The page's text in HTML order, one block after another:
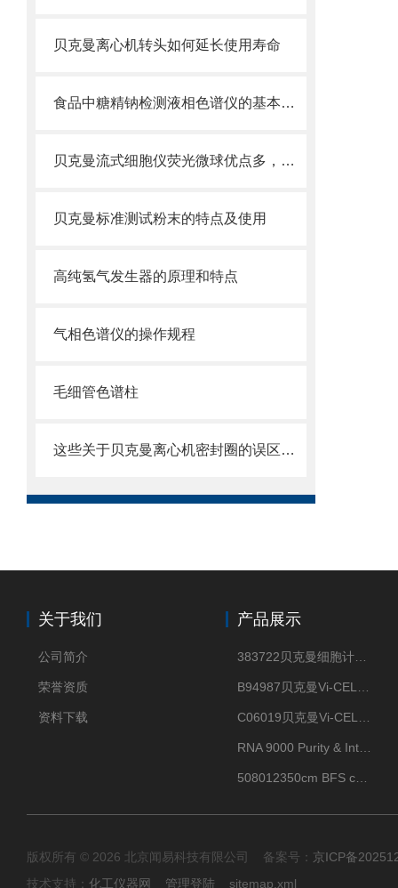
贝克曼离心机转头如何延长使用寿命
食品中糖精钠检测液相色谱仪的基本功能
贝克曼流式细胞仪荧光微球优点多，实用效果好
贝克曼标准测试粉末的特点及使用
高纯氢气发生器的原理和特点
气相色谱仪的操作规程
毛细管色谱柱
这些关于贝克曼离心机密封圈的误区一定要明确
关于我们
公司简介
荣誉资质
资料下载
产品展示
版权所有 © 2026 北京闻易科技有限公司 备案号： 京ICP备
技术支持： 化工仪器网 管理登陆 sitemap.xml